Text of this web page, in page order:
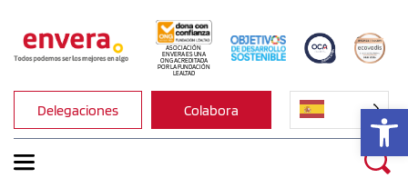
ASOCIACIÓN
ENVERA ES UNA
ONG ACREDITADA
POR LA FUNDACIÓN
LEALTAD
Delegaciones Colabora